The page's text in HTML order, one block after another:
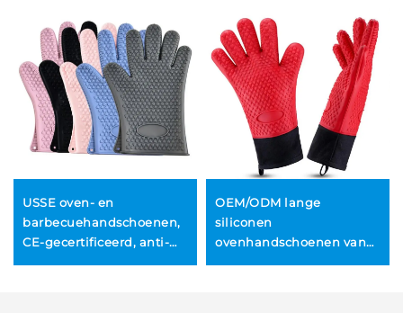
USSE oven- en
barbecuehandschoenen,
CE-gecertificeerd, anti-
OEM/ODM lange
siliconen
ovenhandschoenen van